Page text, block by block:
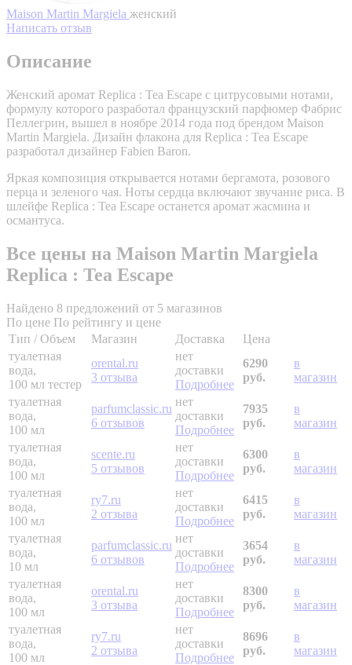
Maison Martin Margiela женский
Написать отзыв
Описание
Женский аромат Replica : Tea Escape с цитрусовыми нотами,
формулу которого разработал французский парфюмер Фабрис
Пеллегрин, вышел в ноябре 2014 года под брендом Maison
Martin Margiela. Дизайн флакона для Replica : Tea Escape
разработал дизайнер Fabien Baron.
Яркая композиция открывается нотами бергамота, розового
перца и зеленого чая. Ноты сердца включают звучание риса. В
шлейфе Replica : Tea Escape останется аромат жасмина и
османтуса.
Все цены на Maison Martin Margiela
Replica : Tea Escape
Найдено 8 предложений от 5 магазинов
По цене По рейтингу и цене
Тип / Объем
Магазин Доставка
Цена
туалетная
вода,
100 мл тестер
orental.ru
3 отзыва
нет
доставки
Подробнее
6290
руб.
в
магазин
туалетная
вода,
100 мл
parfumclassic.ru
6 отзывов
нет
доставки
Подробнее
7935
руб.
в
магазин
туалетная
вода,
100 мл
scente.ru
5 отзывов
нет
доставки
Подробнее
6300
руб.
в
магазин
туалетная
вода,
100 мл
ry7.ru
2 отзыва
нет
доставки
Подробнее
6415
руб.
в
магазин
туалетная
вода,
10 мл
parfumclassic.ru
6 отзывов
нет
доставки
Подробнее
3654
руб.
в
магазин
туалетная
вода,
100 мл
orental.ru
3 отзыва
нет
доставки
Подробнее
8300
руб.
в
магазин
туалетная
вода,
100 мл
ry7.ru
2 отзыва
нет
доставки
Подробнее
8696
руб.
в
магазин